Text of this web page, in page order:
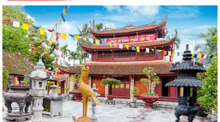
CẢI CÁCH HÀNH CHÍNH GẮN VỚI XÂY DỰNG CHÍNH QUYỀN SỐ – NỀN
TẢNG PHÁT TRIỂN BỀN VỮNG CỦA PHƯỜNG CHU...
CẢI CÁCH HÀNH CHÍNH – ĐỘNG LỰC XÂY DỰNG CHÍNH QUYỀN PHỤC
VỤ TẠI PHƯỜNG CHU VĂN AN
CHUYỂN ĐỔI SỐ – ĐỘNG LỰC THÚC ĐẨY CẢI CÁCH HÀNH CHÍNH TẠI
PHƯỜNG CHU VĂN AN
PHƯỜNG CHU VĂN AN CÔNG BỐ CÁC QUYẾT ĐỊNH SẮP XẾP, KIỆN
TOÀN TỔ CHỨC CHI BỘ, TỔ DÂN PHỐ